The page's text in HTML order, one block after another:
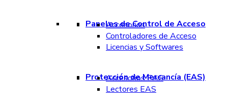
Paneles de Control de Acceso
Accesorios
Controladores de Acceso
Licencias y Softwares
Protección de Mercancía (EAS)
Accesorios EAS
Lectores EAS